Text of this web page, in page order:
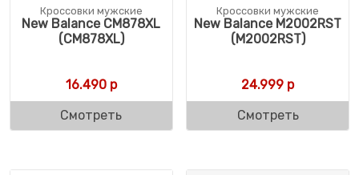
Кроссовки мужские
New Balance CM878XL
(CM878XL)
16.490р
Смотреть
Кроссовки мужские
New Balance M2002RST
(M2002RST)
24.999 р
Смотреть